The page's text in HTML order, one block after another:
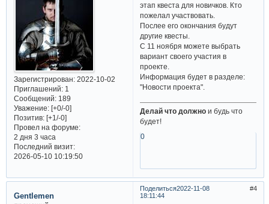
Зарегистрирован: 2022-10-02
Приглашений:1
Сообщений:189
Уважение: [+0/-0]
Позитив: [+1/-0]
Провел на форуме:
2 дня 3 часа
Последний визит:
2026-05-10 10:19:50
этап квеста для новичков. Кто
пожелал участвовать.
Послее его окончания будут
другие квесты.
С 11 ноября можете выбрать
вариант своего участия в
проекте.
Информация будет в разделе:
"Новости проекта".
Делай что должно и будь что
будет!
0
Поделиться 4
2022-11-08
18:11:44
Gentlemen